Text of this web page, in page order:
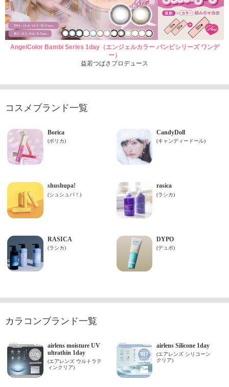
AngelColor Bambi Series 1day（エンジェルカラー バンビシリーズ ワンデ
ー）
益若つばさプロデュース
コスメブランド一覧
カラコンブランド一覧